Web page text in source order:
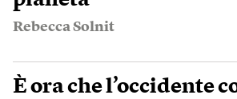
Rebecca Solnit
È ora che l’occidente